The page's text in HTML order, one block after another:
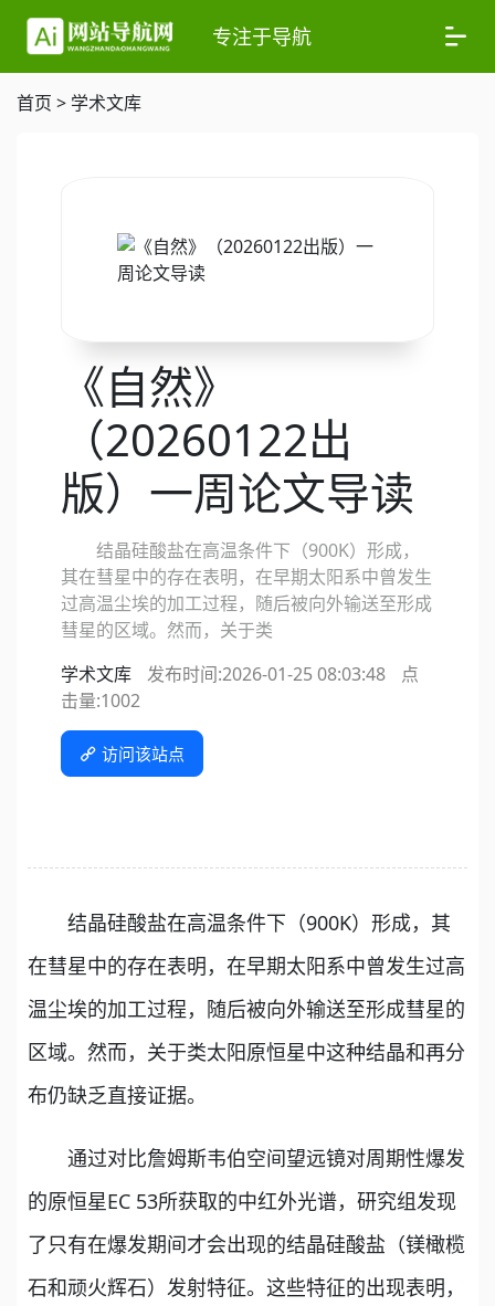
专注于导航
首页 > 学术文库
《自然》
（20260122出
版）一周论文导读
结晶硅酸盐在高温条件下（900K）形成，
其在彗星中的存在表明，在早期太阳系中曾发生
过高温尘埃的加工过程，随后被向外输送至形成
彗星的区域。然而，关于类
学术文库
发布时间:2026-01-25 08:03:48
点
击量:1002
访问该站点
结晶硅酸盐在高温条件下（900K）形成，其
在彗星中的存在表明，在早期太阳系中曾发生过高
温尘埃的加工过程，随后被向外输送至形成彗星的
区域。然而，关于类太阳原恒星中这种结晶和再分
布仍缺乏直接证据。
通过对比詹姆斯韦伯空间望远镜对周期性爆发
的原恒星EC 53所获取的中红外光谱，研究组发现
了只有在爆发期间才会出现的结晶硅酸盐（镁橄榄
石和顽火辉石）发射特征。这些特征的出现表明，